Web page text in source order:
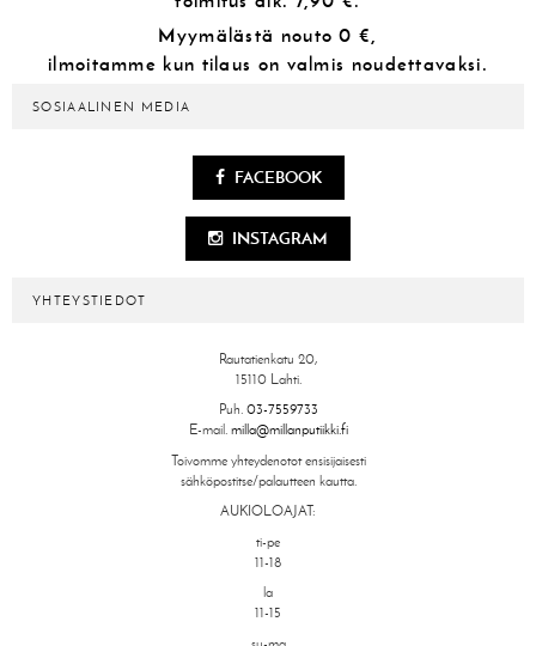
Myymälästä nouto 0 €,
ilmoitamme kun tilaus on valmis noudettavaksi.
SOSIAALINEN MEDIA
FACEBOOK
INSTAGRAM
YHTEYSTIEDOT
Rautatienkatu 20,
15110 Lahti.
Puh. 03-7559733
E-mail. milla@millanputiikki.fi
Toivomme yhteydenotot ensisijaisesti
sähköpostitse/palautteen kautta.
AUKIOLOAJAT:
ti-pe
11-18
la
11-15